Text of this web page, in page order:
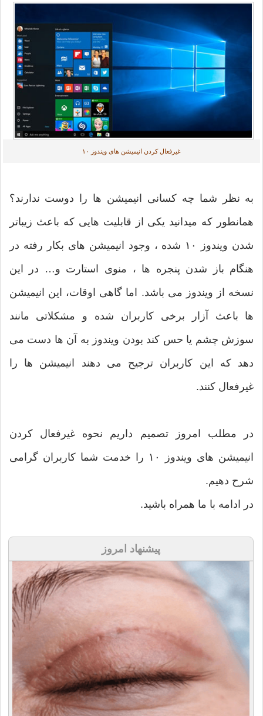
غیرفعال کردن انیمیشن های ویندوز ۱۰
به نظر شما چه کسانی انیمیشن ها را دوست ندارند؟
همانطور که میدانید یکی از قابلیت هایی که باعث زیباتر
شدن ویندوز ۱۰ شده ، وجود انیمیشن های بکار رفته در
هنگام باز شدن پنجره ها ، منوی استارت و… در این
نسخه از ویندوز می باشد. اما گاهی اوقات، این انیمیشن
ها باعث آزار برخی کاربران شده و مشکلاتی مانند
سوزش چشم یا حس کند بودن ویندوز به آن ها دست می
دهد که این کاربران ترجیح می دهند انیمیشن ها را
غیرفعال کنند.
در مطلب امروز تصمیم داریم نحوه غیرفعال کردن
انیمیشن های ویندوز ۱۰ را خدمت شما کاربران گرامی
شرح دهیم.
در ادامه با ما همراه باشید.
پیشنهاد امروز